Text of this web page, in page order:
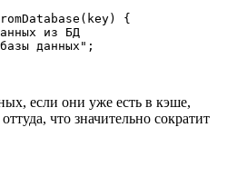
{
из БД
данных";
если они уже есть в кэше,
что значительно сократит